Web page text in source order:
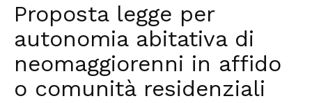
Proposta legge per
autonomia abitativa di
neomaggiorenni in affido
o comunità residenziali